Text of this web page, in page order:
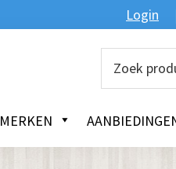
Login
Zoeken
MERKEN